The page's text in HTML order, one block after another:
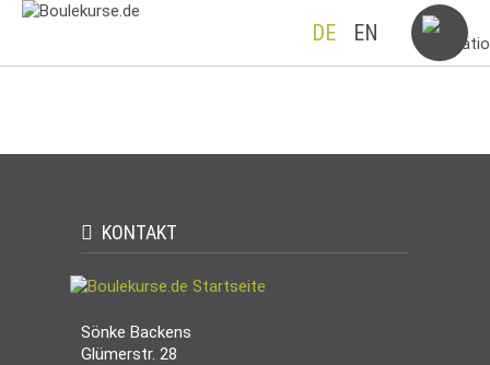
DE EN
KONTAKT
Sönke Backens
Glümerstr. 28